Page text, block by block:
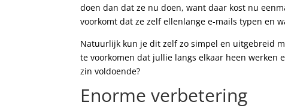
doen dan dat ze nu doen, want daar kost nu
voorkomt dat ze zelf ellenlange e-mails typen en
Natuurlijk kun je dit zelf zo simpel en uitgebreid
te voorkomen dat jullie langs elkaar heen werken
zin voldoende?
Enorme verbetering